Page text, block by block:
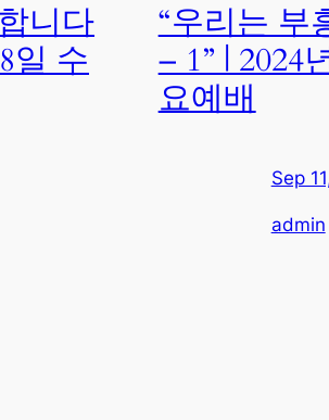
니다
일 수
“우리는 부
– 1” | 2024
요예배
Sep
admin